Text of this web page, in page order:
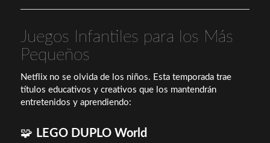
Juegos Infantiles para los Más
Pequeños
Netflix no se olvida de los niños. Esta temporada trae
títulos educativos y creativos que los mantendrán
entretenidos y aprendiendo:
🧩 LEGO DUPLO World